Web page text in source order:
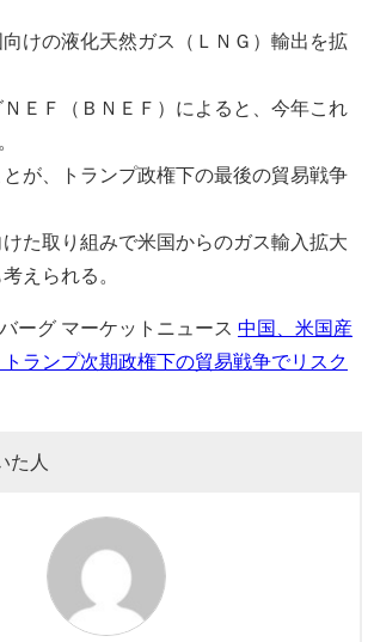
けの液化天然ガス（ＬＮＧ）輸出を拡
ＥＦ（ＢＮＥＦ）によると、今年これ
が、トランプ政権下の最後の貿易戦争
た取り組みで米国からのガス輸入拡大
えられる。
ーグ マーケットニュース 中国、米国産
ランプ次期政権下の貿易戦争でリスク
た人